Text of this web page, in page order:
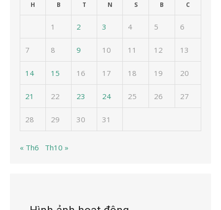
H B T N S B C
1 2 3 4 5 6
7 8 9 10 11 12 13
14 15 16 17 18 19 20
21 22 23 24 25 26 27
28 29 30 31
« Th6 Th10 »